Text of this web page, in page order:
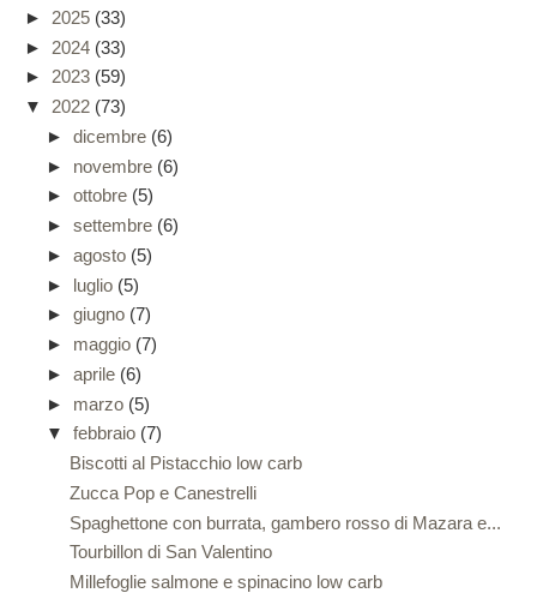
► 2025 (33)
► 2024 (33)
► 2023 (59)
▼ 2022 (73)
► dicembre (6)
► novembre (6)
► ottobre (5)
► settembre (6)
► agosto (5)
► luglio (5)
► giugno (7)
► maggio (7)
► aprile (6)
► marzo (5)
▼ febbraio (7)
Biscotti al Pistacchio low carb
Zucca Pop e Canestrelli
Spaghettone con burrata, gambero rosso di Mazara e...
Tourbillon di San Valentino
Millefoglie salmone e spinacino low carb